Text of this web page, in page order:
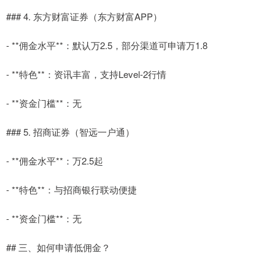
### 4. 东方财富证券（东方财富APP）
- **佣金水平**：默认万2.5，部分渠道可申请万1.8
- **特色**：资讯丰富，支持Level-2行情
- **资金门槛**：无
### 5. 招商证券（智远一户通）
- **佣金水平**：万2.5起
- **特色**：与招商银行联动便捷
- **资金门槛**：无
## 三、如何申请低佣金？